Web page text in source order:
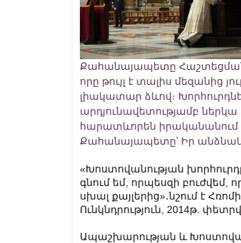
Քահանայապետը Հաշտեցման
որը թույլ է տալիս մեզանից
լիակատար ձևով։
արդյունավետությամբ
հարատևորեն իրականանում
Քահանայապետը՝ Իր
«Խոստովանության
գնում եմ, որպեսզի բուժվեմ,
սխալ քայլերից»․նշում է
Ունկնդրություն, 2014թ.
Ապաշխարության և